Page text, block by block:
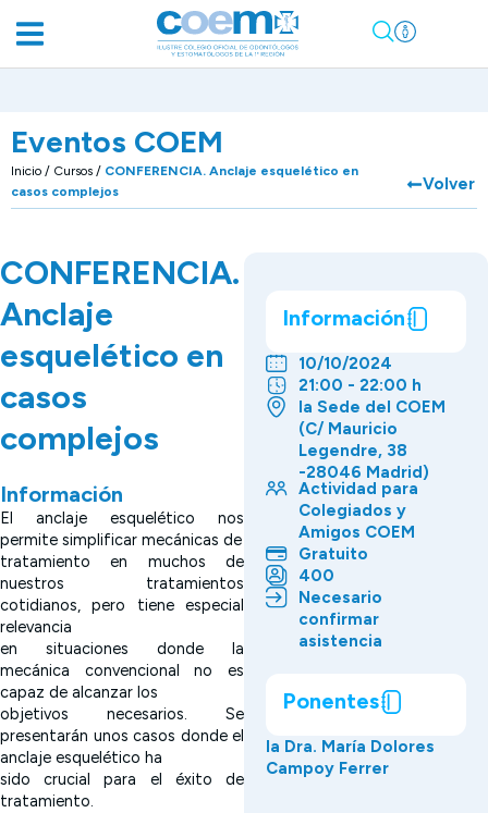
Eventos COEM
Inicio / Cursos / CONFERENCIA. Anclaje esquelético en
casos complejos
Volver
CONFERENCIA.
Anclaje
esquelético en
casos
complejos
Información
El anclaje esquelético nos
permite simplificar mecánicas de
tratamiento en muchos de
nuestros tratamientos
cotidianos, pero tiene especial
relevancia
en situaciones donde la
mecánica convencional no es
capaz de alcanzar los
objetivos necesarios. Se
presentarán unos casos donde el
anclaje esquelético ha
sido crucial para el éxito de
tratamiento.
Información
10/10/2024
21:00 - 22:00 h
la Sede del COEM
(C/ Mauricio
Legendre, 38
-28046 Madrid)
Actividad para
Colegiados y
Amigos COEM
Gratuito
400
Necesario
confirmar
asistencia
Ponentes
la Dra. María Dolores
Campoy Ferrer